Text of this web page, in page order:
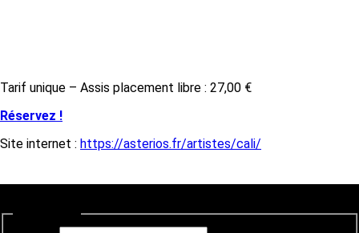
Tarif unique – Assis placement libre : 27,00 €
Réservez !
Site internet : https://asterios.fr/artistes/cali/